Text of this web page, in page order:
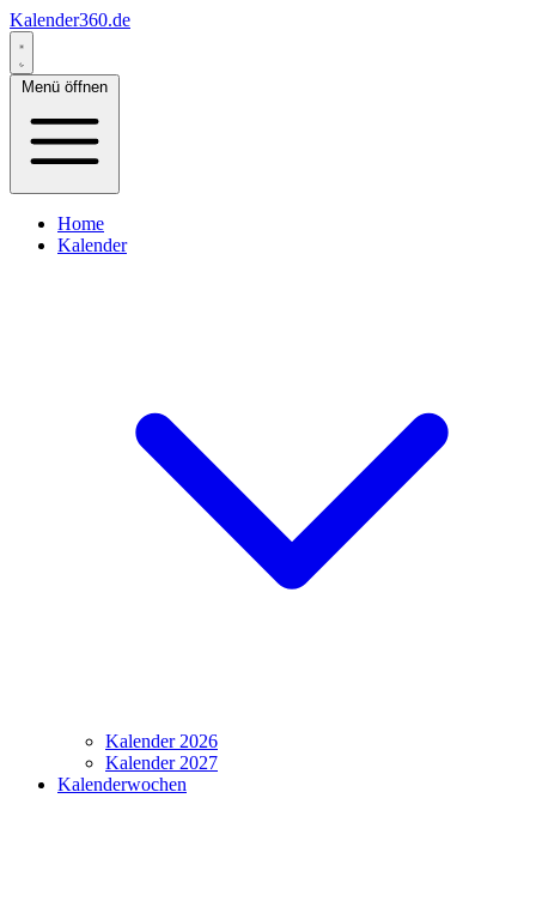
Kalender360.de
Menü öffnen
Home
Kalender
Kalender 2026
Kalender 2027
Kalenderwochen